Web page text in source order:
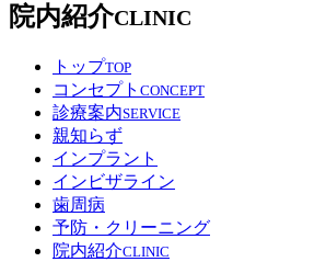
院内紹介CLINIC
トップTOP
コンセプト CONCEPT
診療案内SERVICE
親知らず
インプラント
インビザライン
歯周病
予防・クリーニング
院内紹介CLINIC